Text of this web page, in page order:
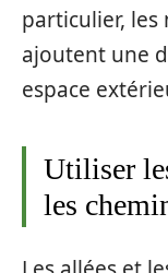
particulier, les
ajoutent une
espace
Utiliser
les